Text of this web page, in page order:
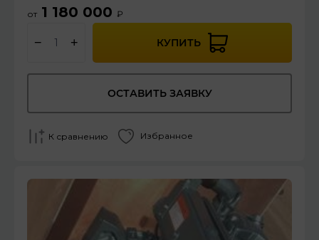
от 1 180 000 ₽
− + КУПИТЬ
ОСТАВИТЬ ЗАЯВКУ
К сравнению Избранное